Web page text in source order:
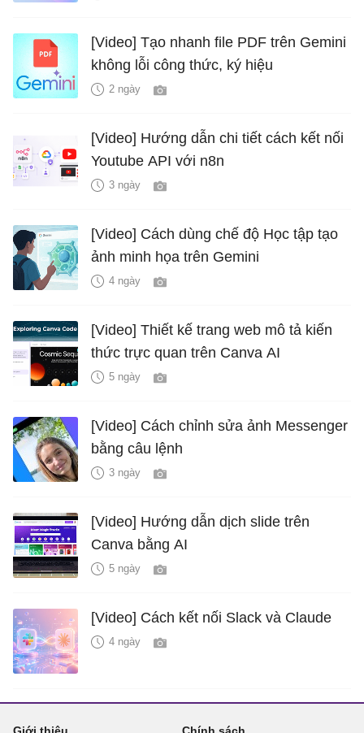
[Video] Tạo nhanh file PDF trên Gemini
không lỗi công thức, ký hiệu
2 ngày
[Video] Hướng dẫn chi tiết cách kết nối
Youtube API với n8n
3 ngày
[Video] Cách dùng chế độ Học tập tạo
ảnh minh họa trên Gemini
4 ngày
[Video] Thiết kế trang web mô tả kiến
thức trực quan trên Canva AI
5 ngày
[Video] Cách chỉnh sửa ảnh Messenger
bằng câu lệnh
3 ngày
[Video] Hướng dẫn dịch slide trên
Canva bằng AI
5 ngày
[Video] Cách kết nối Slack và Claude
4 ngày